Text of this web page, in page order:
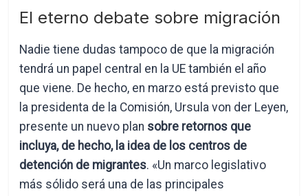
El eterno debate sobre migración
Nadie tiene dudas tampoco de que la migración
tendrá un papel central en la UE también el año
que viene. De hecho, en marzo está previsto que
la presidenta de la Comisión, Ursula von der Leyen,
presente un nuevo plan sobre retornos que
incluya, de hecho, la idea de los centros de
detención de migrantes. «Un marco legislativo
más sólido será una de las principales